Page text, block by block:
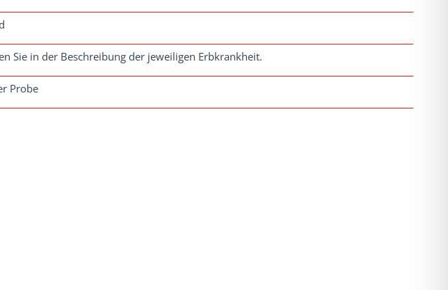
Sie in der Beschreibung der jeweiligen Erbkrankheit.
Probe